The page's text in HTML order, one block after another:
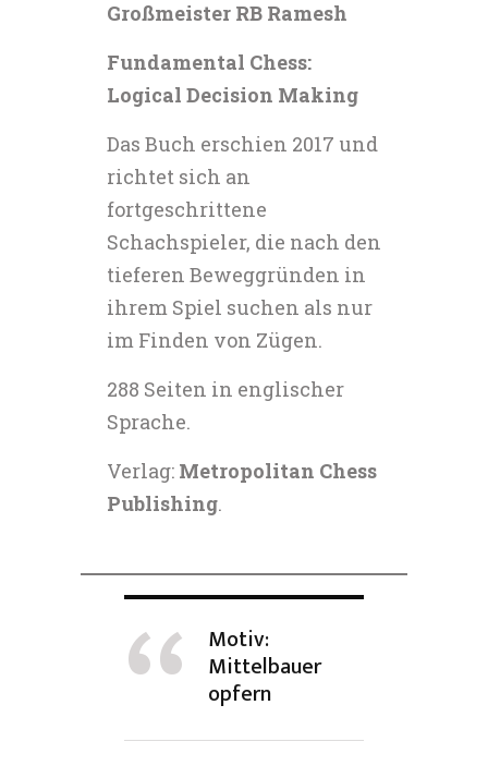
Großmeister RB Ramesh
Fundamental Chess:
Logical Decision Making
Das Buch erschien 2017 und
richtet sich an
fortgeschrittene
Schachspieler, die nach den
tieferen Beweggründen in
ihrem Spiel suchen als nur
im Finden von Zügen.
288 Seiten in englischer
Sprache.
Verlag: Metropolitan Chess
Publishing.
Motiv:
Mittelbauer
opfern